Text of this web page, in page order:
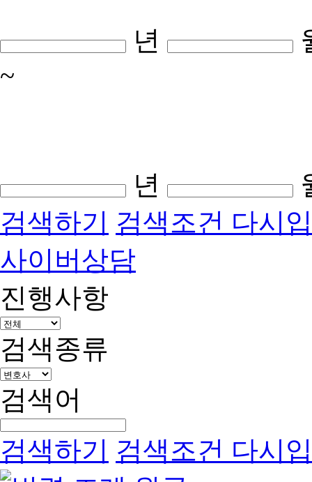
년
~
년
검색하기 검색조건 다시
사이버상담
진행사항
검색종류
검색어
검색하기 검색조건 다시